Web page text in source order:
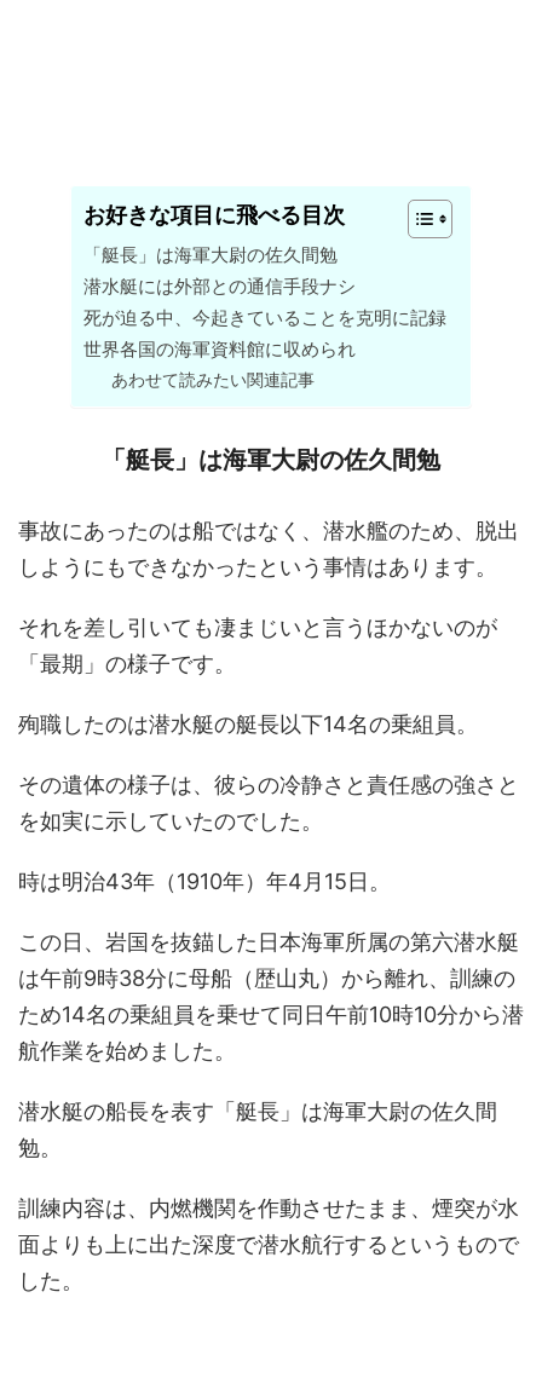
お好きな項目に飛べる目次
「艇長」は海軍大尉の佐久間勉
潜水艇には外部との通信手段ナシ
死が迫る中、今起きていることを克明に記録
世界各国の海軍資料館に収められ
あわせて読みたい関連記事
「艇長」は海軍大尉の佐久間勉
事故にあったのは船ではなく、潜水艦のため、脱出
しようにもできなかったという事情はあります。
それを差し引いても凄まじいと言うほかないのが
「最期」の様子です。
殉職したのは潜水艇の艇長以下14名の乗組員。
その遺体の様子は、彼らの冷静さと責任感の強さと
を如実に示していたのでした。
時は明治43年（1910年）年4月15日。
この日、岩国を抜錨した日本海軍所属の第六潜水艇
は午前9時38分に母船（歴山丸）から離れ、訓練の
ため14名の乗組員を乗せて同日午前10時10分から潜
航作業を始めました。
潜水艇の船長を表す「艇長」は海軍大尉の佐久間
勉。
訓練内容は、内燃機関を作動させたまま、煙突が水
面よりも上に出た深度で潜水航行するというもので
した。